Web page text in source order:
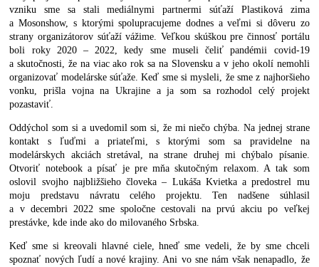
vzniku sme sa stali mediálnymi partnermi súťaží Plastiková zima
a Mosonshow, s ktorými spolupracujeme dodnes a veľmi si dôveru zo
strany organizátorov súťaží vážime. Veľkou skúškou pre činnosť portálu
boli roky 2020 – 2022, kedy sme museli čeliť pandémii covid-19
a skutočnosti, že na viac ako rok sa na Slovensku a v jeho okolí nemohli
organizovať modelárske súťaže. Keď sme si mysleli, že sme z najhoršieho
vonku, prišla vojna na Ukrajine a ja som sa rozhodol celý projekt
pozastaviť.
Oddýchol som si a uvedomil som si, že mi niečo chýba. Na jednej strane
kontakt s ľuďmi a priateľmi, s ktorými som sa pravidelne na
modelárskych akciách stretával, na strane druhej mi chýbalo písanie.
Otvoriť notebook a písať je pre mňa skutočným relaxom. A tak som
oslovil svojho najbližšieho človeka – Lukáša Kvietka a predostrel mu
moju predstavu návratu celého projektu. Ten nadšene súhlasil
a v decembri 2022 sme spoločne cestovali na prvú akciu po veľkej
prestávke, kde inde ako do milovaného Srbska.
Keď sme si kreovali hlavné ciele, hneď sme vedeli, že by sme chceli
spoznať nových ľudí a nové krajiny. Ani vo sne nám však nenapadlo, že